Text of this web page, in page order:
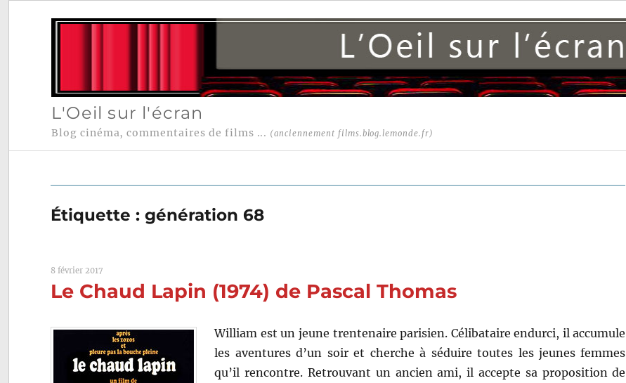
L'Oeil sur l'écran
Blog cinéma, commentaires de films ... (anciennement films.blog.lemonde.fr)
Étiquette :génération 68
8 février 2017
Le Chaud Lapin (1974) de Pascal Thomas
William est un jeune trentenaire parisien. Célibataire endurci, il accumule
les aventures d’un soir et cherche à séduire toutes les jeunes femmes
qu’il rencontre. Retrouvant un ancien ami, il accepte sa proposition de